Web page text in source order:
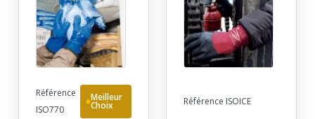
Référence
ISO770
Meilleur
Choix Référence ISOICE